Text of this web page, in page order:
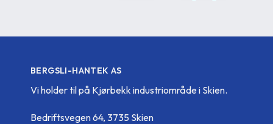
BERGSLI-HANTEK AS
Vi holder til på Kjørbekk industriområde i Skien.
Bedriftsvegen 64, 3735 Skien